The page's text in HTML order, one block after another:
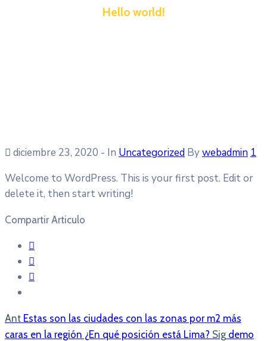
Hello world!
diciembre 23, 2020 - In Uncategorized Bywebadmin 1
Welcome to WordPress. This is your first post. Edit or
delete it, then start writing!
Compartir Articulo
Ant Estas son las ciudades con las zonas por m2 más
caras en la región ¿En qué posición está Lima? Sig demo